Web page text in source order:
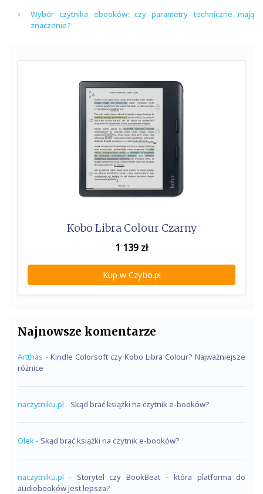
Wybór czytnika ebooków: czy parametry techniczne mają
znaczenie?
Kobo Libra Colour Czarny
1 139 zł
Kup w Czytio.pl
Najnowsze komentarze
Artthas - Kindle Colorsoft czy Kobo Libra Colour? Najważniejsze
różnice
naczytniku.pl - Skąd brać książki na czytnik e-booków?
Olek - Skąd brać książki na czytnik e-booków?
naczytniku.pl - Storytel czy BookBeat – która platforma do
audiobooków jest lepsza?